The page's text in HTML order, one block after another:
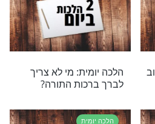
בשבת?
הלכה יומית